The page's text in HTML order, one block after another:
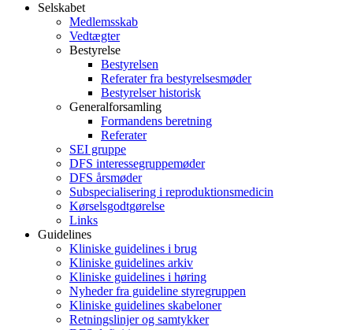
Selskabet
Medlemsskab
Vedtægter
Bestyrelse
Bestyrelsen
Referater fra bestyrelsesmøder
Bestyrelser historisk
Generalforsamling
Formandens beretning
Referater
SEI gruppe
DFS interessegruppemøder
DFS årsmøder
Subspecialisering i reproduktionsmedicin
Kørselsgodtgørelse
Links
Guidelines
Kliniske guidelines i brug
Kliniske guidelines arkiv
Kliniske guidelines i høring
Nyheder fra guideline styregruppen
Kliniske guidelines skabeloner
Retningslinjer og samtykker